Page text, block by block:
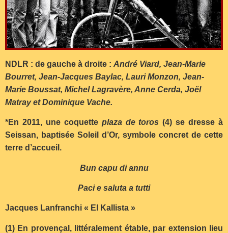
NDLR : de gauche à droite : André Viard, Jean-Marie
Bourret, Jean-Jacques Baylac, Lauri Monzon, Jean-
Marie Boussat, Michel Lagravère, Anne Cerda, Joël
Matray et Dominique Vache.
*En 2011, une coquette plaza de toros (4) se dresse à
Seissan, baptisée Soleil d’Or, symbole concret de cette
terre d’accueil.
Bun capu di annu
Paci e saluta a tutti
Jacques Lanfranchi « El Kallista »
(1) En provençal, littéralement étable, par extension lieu